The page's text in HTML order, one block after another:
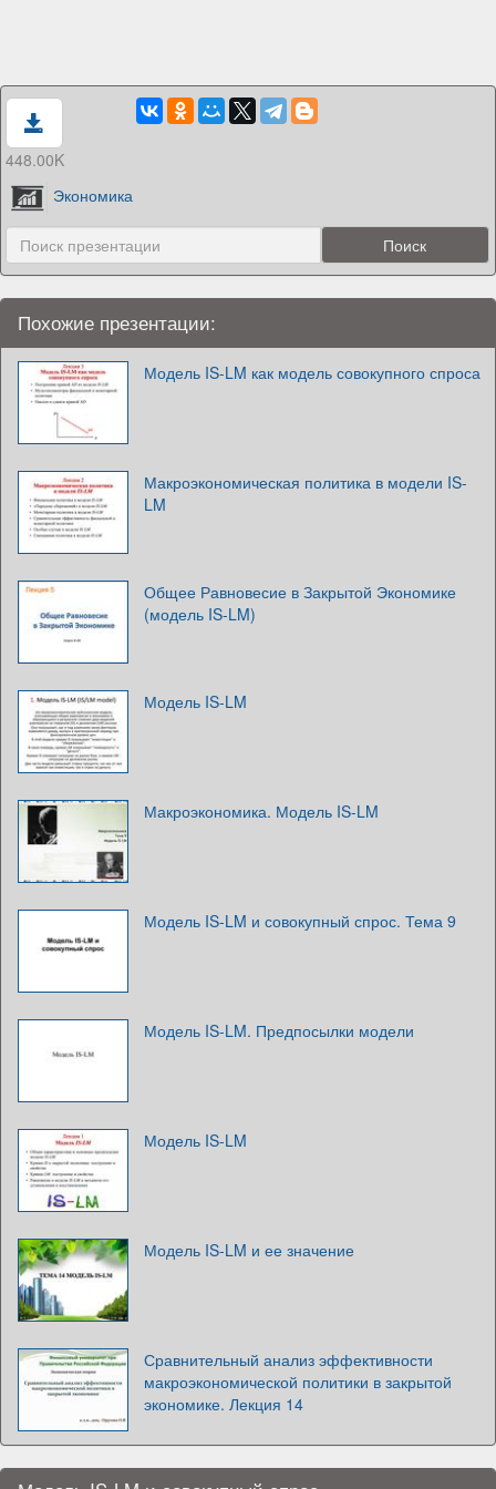
448.00K
Экономика
Похожие презентации:
Модель IS-LM как модель совокупного спроса
Макроэкономическая политика в модели IS-
LM
Общее Равновесие в Закрытой Экономике
(модель IS-LM)
Модель IS-LM
Макроэкономика. Модель IS-LM
Модель IS-LM и совокупный спрос. Тема 9
Модель IS-LM. Предпосылки модели
Модель IS-LM
Модель IS-LM и ее значение
Сравнительный анализ эффективности
макроэкономической политики в закрытой
экономике. Лекция 14